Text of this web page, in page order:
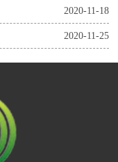
2020-11-18
2020-11-25